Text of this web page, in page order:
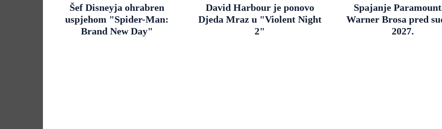
Šef Disneyja ohrabren
uspjehom "Spider-Man:
Brand New Day"
David Harbour je ponovo
Djeda Mraz u "Violent Night
2"
Spajanje
Warner Brosa pred
2027.